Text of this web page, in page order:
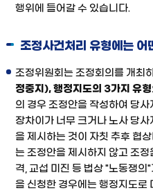
행위에 들어갈 수 있습니다.
조정사건처리 유형에는 어
조정위원회는 조정회의를 개최
정중지), 행정지도의 3가지 유형
의 경우 조정안을 작성하여 당
장차이가 너무 크거나 노사 당
을 제시하는 것이 자칫 추후 협
는 조정안을 제시하지 않고 조
격, 교섭 미진 등 법상 "노동쟁
을 신청한 경우에는 행정지도로